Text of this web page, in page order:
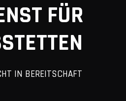
FÜR
IN BEREITSCHAFT